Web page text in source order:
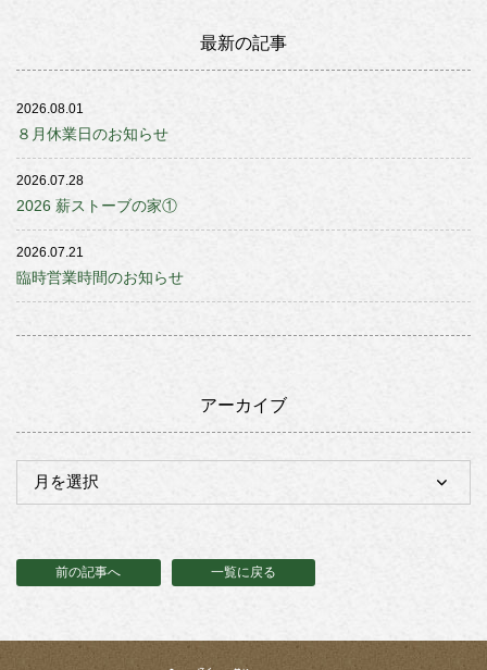
最新の記事
2026.08.01
８月休業日のお知らせ
2026.07.28
2026 薪ストーブの家①
2026.07.21
臨時営業時間のお知らせ
アーカイブ
前の記事へ 一覧に戻る